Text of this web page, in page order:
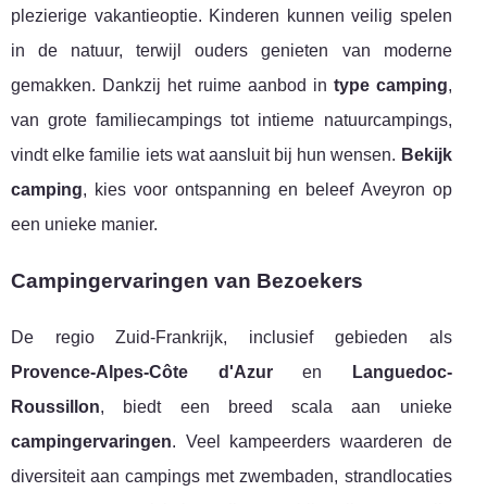
plezierige vakantieoptie. Kinderen kunnen veilig spelen
in de natuur, terwijl ouders genieten van moderne
gemakken. Dankzij het ruime aanbod in type camping,
van grote familiecampings tot intieme natuurcampings,
vindt elke familie iets wat aansluit bij hun wensen. Bekijk
camping, kies voor ontspanning en beleef Aveyron op
een unieke manier.
Campingervaringen van Bezoekers
De regio Zuid-Frankrijk, inclusief gebieden als
Provence-Alpes-Côte d'Azuren
Languedoc-
Roussillon, biedt een breed scala aan unieke
campingervaringen. Veel kampeerders waarderen de
diversiteit aan campings met zwembaden, strandlocaties